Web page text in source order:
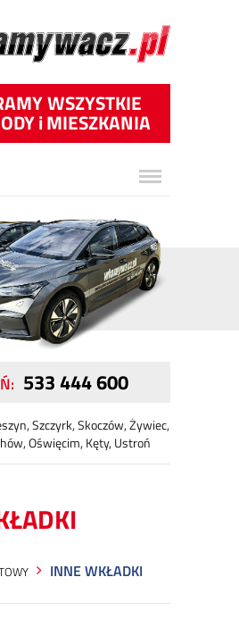
WSZYSTKIE
iMIESZKANIA
533 444 600
Szczyrk, Skoczów, Żywiec,
Oświęcim, Kęty, Ustroń
INNE WKŁADKI